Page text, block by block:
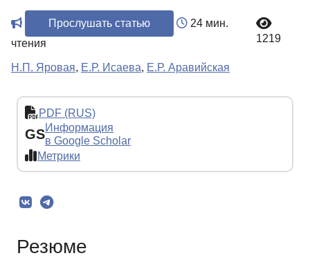
Прослушать статью
24 мин.
чтения
1219
Н.П. Яровая, Е.Р. Исаева, Е.Р. Аравийская
PDF (RUS)
GSИнформация
в Google Scholar
Метрики
Резюме